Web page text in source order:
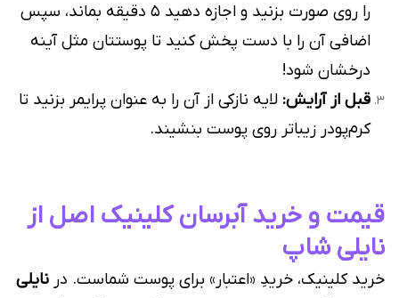
را روی صورت بزنید و اجازه دهید ۵ دقیقه بماند، سپس
اضافی آن را با دست پخش کنید تا پوستتان مثل آینه
درخشان شود!
قبل از آرایش: لایه نازکی از آن را به عنوان پرایمر بزنید تا
کرم‌پودر زیباتر روی پوست بنشیند.
قیمت و خرید آبرسان کلینیک اصل از
نایلی شاپ
خرید کلینیک، خریدِ «اعتبار» برای پوست شماست. در نایلی